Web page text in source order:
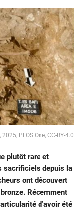
PLOS One, CC-BY-4.0
plutôt rare et
sacrificiels depuis la
ont découvert
Récemment
d’avoir été